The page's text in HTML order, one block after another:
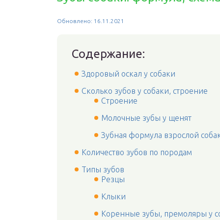
Обновлено: 16.11.2021
Содержание:
Здоровый оскал у собаки
Сколько зубов у собаки, строение
Строение
Молочные зубы у щенят
Зубная формула взрослой
Количество зубов по породам
Типы зубов
Резцы
Клыки
Коренные зубы, премоляры у